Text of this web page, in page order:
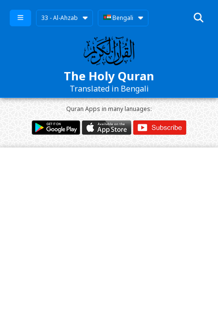
33 - Al-Ahzab Bengali
The Holy Quran
Translated in Bengali
Quran Apps in many lanuages: